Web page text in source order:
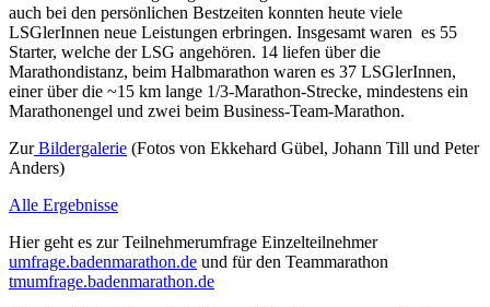
auch bei den persönlichen Bestzeiten konnten heute viele
LSGlerInnen neue Leistungen erbringen. Insgesamt waren es 55
Starter, welche der LSG angehören. 14 liefen über die
Marathondistanz, beim Halbmarathon waren es 37 LSGlerInnen,
einer über die ~15 km lange 1/3-Marathon-Strecke, mindestens ein
Marathonengel und zwei beim Business-Team-Marathon.
ZurBildergalerie (Fotos von Ekkehard Gübel, Johann Till und Peter
Anders)
Alle Ergebnisse
Hier geht es zur Teilnehmerumfrage Einzelteilnehmer
umfrage.badenmarathon.de und für den Teammarathon
tmumfrage.badenmarathon.de